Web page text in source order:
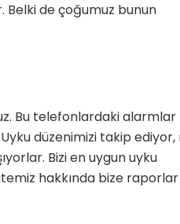
Belki de çoğumuz bunun
Bu telefonlardaki alarmlar
düzenimizi takip ediyor,
Bizi en uygun uyku
hakkında bize raporlar